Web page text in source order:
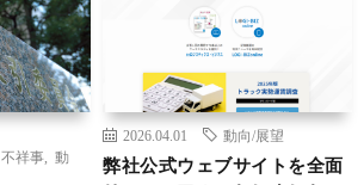
不祥事
動
2026.04.01 動向/展望
弊社公式ウェブサイトを全面